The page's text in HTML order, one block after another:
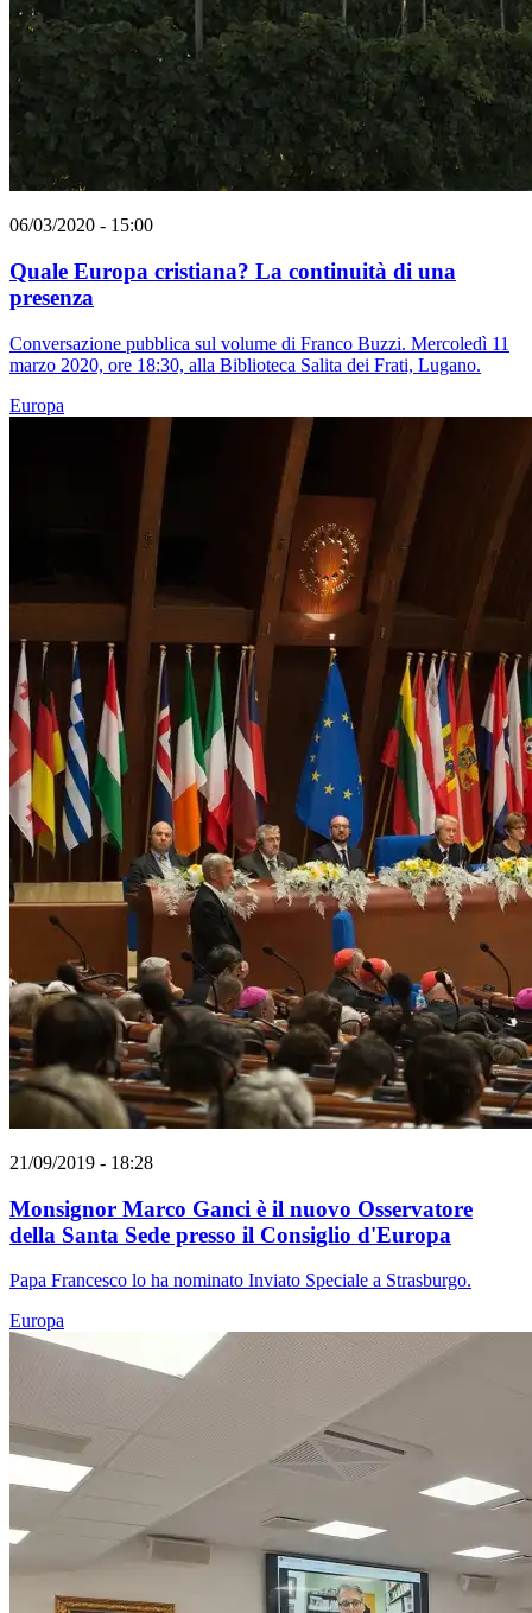
06/03/2020 - 15:00
Quale Europa cristiana? La continuità di una
presenza
Conversazione pubblica sul volume di Franco Buzzi. Mercoledì 11
marzo 2020, ore 18:30, alla Biblioteca Salita dei Frati, Lugano.
Europa
21/09/2019 - 18:28
Monsignor Marco Ganci è il nuovo Osservatore
della Santa Sede presso il Consiglio d'Europa
Papa Francesco lo ha nominato Inviato Speciale a Strasburgo.
Europa